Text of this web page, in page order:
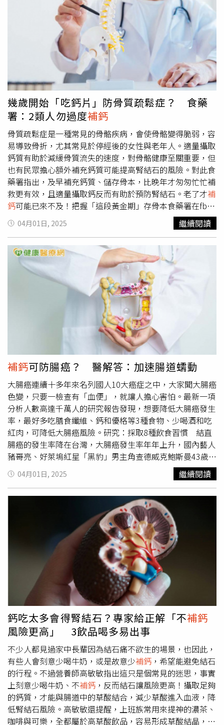
以捨不得喝，只有身體不舒服時才會喝，也沒有向大嫂說過
不想喝那些補品，因為不願與對方計較太多，所以當大嫂把
補品整箱拿走時，原PO父母也沒多說什麼。而當原PO與大
嫂因補品產生爭執時，大嫂竟嗆原PO嫁出去的女兒是潑出
去水，還要原PO「手不要伸那麼長，管我們家的事」，更
表示原PO父母目前是他們在照顧。原PO聽完不甘示弱地回
罵「以後我自己的父母，我們兄弟姊妹自己照顧就好」，爭
吵到最後大嫂與哥哥一家人也搬出老家。貼文一出引起熱
議，不少網友為原PO打抱不平，留言道「這大嫂手伸比較
長吧，別人東西沒問過就拿走，更何況那是你要孝敬父母
的」、「這我也會不高興，我是買來孝順父母，而不是孝順
別人。自己想要不會自己買嗎？要是父母自己說不要，我就
不會再買」。更有網友指出「老人家因為年紀大了，鈣質不
容易留住，所以需要補鈣。但小孩每天在外面跑，有足夠的
陽光在照射，其實不太需要 補鈣，反而補太多鈣會長不
高。」
幾歲開始「吃鈣片」防骨質疏鬆症？ 食藥
署：2類人勿過度補鈣
骨質疏鬆症是一種常見的骨骼疾病，會使骨骼變得脆弱，容
易導致骨折，尤其常見於停經後的女性與老年人。適量攝取
鈣質有助於減緩骨質流失的速度，對骨骼健康至關重要，但
也有民眾擔心額外補充鈣質可能提高腎結石的風險。對此食
藥署指出，及早補充鈣質、儲存骨本，比晚年才匆匆忙忙補
救更有效，且適量攝取鈣反而有助於預防腎結石。老了才補
鈣可能已來不及！把握「這段黃金期」存骨本食藥署在fb粉
絲團「藥博士 正藥說」表示，補充鈣質其實無法顯著降低
骨折風險，多項研究與統合分析顯示，開始補充鈣質的第一
年內或許可以略微提升骨密度約1%，但後續效果趨於穩
定，並不會持續提升。另有研究顯示，人類在20至35歲時
處於尖峰骨量（peripeak bone mass, PBM）時期，把握黃
金期補充足夠的鈣質，可幫助增加骨質密度，為未來打好基
礎。因此，食藥署指出，不要等到老了才補鈣
積極「存骨本」！預防骨鬆也不能僅依賴鈣質的補充，還需
搭配維生素D、規律運動（如負重運動）和適當日照，同時
避免菸酒等不良習慣，才能擁有強健的骨骼。攝取鈣反而降
低腎結石風險 過量可帶來健康危害須注意！對於鈣質與結
石風險，食藥署指出，腎結石主要由草酸鈣構成，而結石的
原因是體內草酸過多，而不是攝取了太多鈣質。飲食中若缺
乏鈣質，腸道會吸收更多草酸，提高尿液中草酸的濃度，反
而增加結石發生的機率。適量鈣質可以與草酸結合，阻止草
酸進入體內，則能降低腎結石的風險。不過食藥署提醒，有
腎結石病史的人士，或高尿鈣症患者，補充過多鈣質還是有
可能提高結石風險，要謹慎留意。此外，過量鈣質也可能帶
來以下健康危害：腸胃不適：特別是碳酸鈣可能引起便秘、
腹脹。高血鈣症：可能出現噁心、食慾不振、異常口渴、頻
尿等症狀，甚至影響心臟功能。影響營養吸收：過多鈣質可
能抑制鐵、鋅的吸收，建議間隔2至4小時服用。心血管風
險：部分研究指出，過量鈣質可能與心血管疾病有關，但這
部分仍需更多研究證實。過量攝取鈣質可能適得其反，食藥
署呼籲民眾，應遵循每日建議攝取量，並選擇適合的鈣片、
留意其與食物的交互作用，以便安全又有效地維護骨骼健
康。【延伸閱讀】骨鬆骨折死亡率高！國衛院研究：抗骨鬆
長效針劑使用增加 再骨折風險降「骨質疏鬆」勿輕忽！
醫：易釀骨折治療費高昂 籲及早預防免去沉重負擔
https://www.healthnews.com.tw/readnews.php?
id=64707
04月01日, 2025 繼續閱讀
補鈣可防腸癌？ 醫解答：加速腸道蠕動
大腸癌連續十多年來名列國人10大癌症之中，大家聞大腸癌
色變，只要一檢查有「血便」，就讓人擔心害怕。最新一項
分析人數高達千萬人的研究報告發現，想要降低大腸癌發生
率，最好多吃膳食纖維、鈣和優格等3種食物、少喝酒和吃
紅肉，可降低大腸癌風險。研究：採取8種飲食習慣 結直
腸癌的發生率降在台灣，大腸癌發生率年年上升，國內藝人
豬哥亮、好萊塢紅星「黑豹」男主角查德威克鮑斯曼43歲因
大腸癌去世等等，大家在新聞上看到那麼多人罹患大腸癌，
都很希望能預防大腸癌上身。而刊登在《美國醫學期刊》的
網路線上論文中，一項分析45篇回溯性研究的報告指出，飲
食中如果攝入較高的總膳食纖維、鈣和優格攝取量，並且吃
較低的酒精和紅肉，可以降低結腸癌發病率。這份報告蒐集
的45篇論文，共牽涉超過1千萬人以上，因此可參考價值頗
高。這項分析還發現了有8種飲食習慣和較低的結直腸癌發
病率有關，包括1.維持健康飲食習慣、2.採取地中海飲食、
3.採取全素食飲食、4.採取半素食飲食、5.採取全穀物飲
食、6.大量攝食豆類食物、7.多喝牛奶、8.補充如鈣、鋅、
鎂等微量元素和營養素，採取這些飲食習慣者，結直腸癌的
發生率明顯降低。防腸癌要多吃膳食纖維和鈣 醫：加速腸
道蠕動、阻致癌物質形成防腸癌要多吃膳食纖維、鈣和優格
等3種食物、少喝酒和吃紅肉？彰化基督教醫院肝膽腸胃科
主治醫師范泉山說，其實這早就是防腸癌的共識了。雖然便
秘不可以說是大直腸癌的發生原因，但是多補充膳食纖維可
以加速腸道蠕動，減少腸道黏膜和糞便中的有害物質接觸，
並且有助腸道好菌生長、保護腸道，確實有助降低腸黏膜病
變的風險。為什麼補充鈣質和較少的大直腸癌有關？范泉山
說，因為有研究發現，鈣有助於和食物中的致癌物結合後從
腸道排除掉。過量攝取脂肪會促進膽酸的排泄，膽酸是由肝
臟所製造，初級膽酸會和甘胺酸或牛磺酸鍵結合成結合型膽
04月01日, 2025 繼續閱讀
鈣吃太多會得腎結石？專家給正解「不補鈣
風險更高」 3飲品喝多易出事
不少人都見過家中長輩因為結石痛不欲生的場景，也因此，
有些人會刻意少喝牛奶，或是故意少補鈣 ，希望能避免結石
的行程。不過營養師高敏敏指出這只是個常見的迷思，事實
上刻意少喝牛奶、不補鈣 ，反而結石讓風險更高！攝取足夠
的鈣質，才能與腸道中的草酸結合，減少草酸進入血液，降
低腎結石風險。高敏敏還提醒，上班族常用來提神的濃茶、
咖啡與可樂，全都屬於高草酸飲品，容易形成草酸結晶，喝